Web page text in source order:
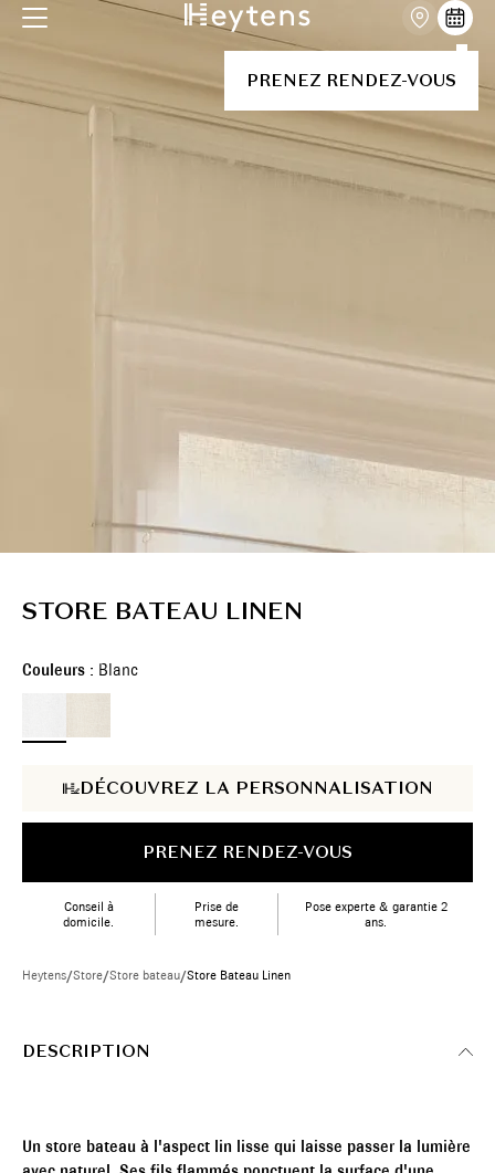
PRENEZ RENDEZ-VOUS
STORE BATEAU LINEN
Couleurs : Blanc
DÉCOUVREZ LA PERSONNALISATION
PRENEZ RENDEZ-VOUS
Conseil à
domicile.
Prise de
mesure.
Pose experte & garantie 2
ans.
Heytens/Store/Store bateau/Store Bateau Linen
DESCRIPTION
Un store bateau à l'aspect lin lisse qui laisse passer la lumière